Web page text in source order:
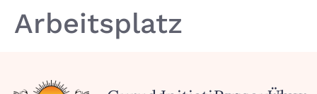
Arbeitsplatz